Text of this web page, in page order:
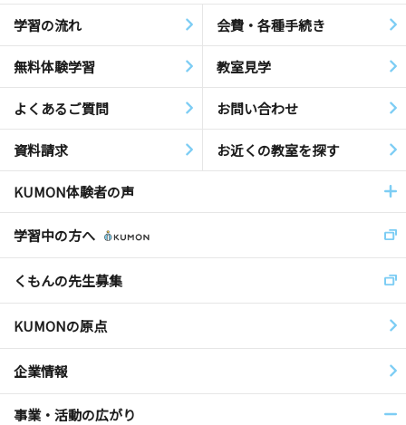
学習の流れ 会費・各種手続き
無料体験学習 教室見学
よくあるご質問 お問い合わせ
資料請求 お近くの教室を探す
KUMON体験者の声
学習中の方へ
くもんの先生募集
KUMONの原点
企業情報
事業・活動の広がり